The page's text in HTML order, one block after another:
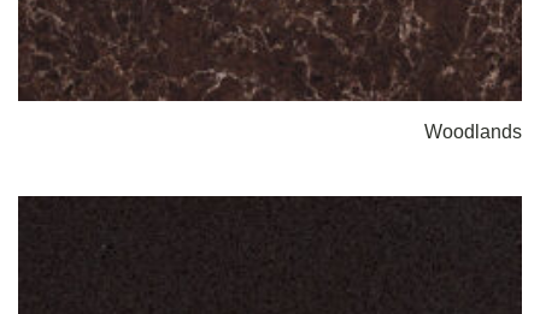
Woodlands